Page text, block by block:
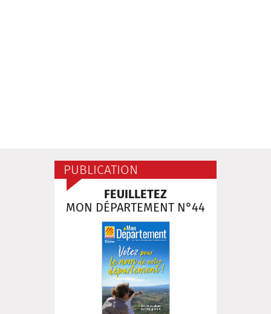
PUBLICATION
FEUILLETEZ
MON DÉPARTEMENT N°44